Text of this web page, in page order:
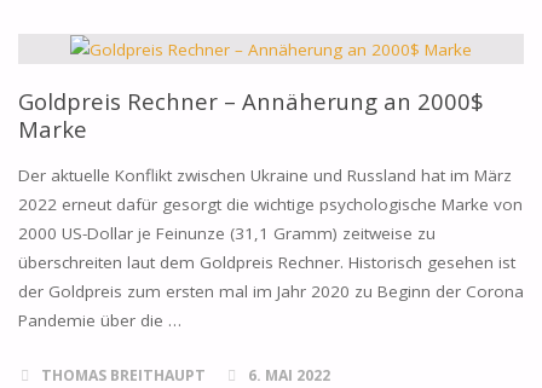
Goldpreis Rechner – Annäherung an 2000$
Marke
Der aktuelle Konflikt zwischen Ukraine und Russland hat im März
2022 erneut dafür gesorgt die wichtige psychologische Marke von
2000 US-Dollar je Feinunze (31,1 Gramm) zeitweise zu
überschreiten laut dem Goldpreis Rechner. Historisch gesehen ist
der Goldpreis zum ersten mal im Jahr 2020 zu Beginn der Corona
Pandemie über die …
THOMAS BREITHAUPT
6. MAI 2022